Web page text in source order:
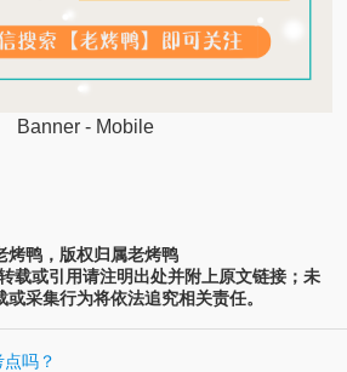
烤鸭，版权归属老烤鸭
载或引用请注明出处并附上原文链接；未
采集行为将依法追究相关责任。
吗？